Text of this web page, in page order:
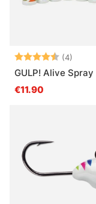
Note: (4)
GULP! Alive Spray
€11.90